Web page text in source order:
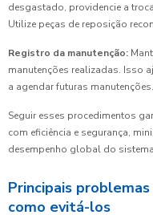
desgastado, providencie a
Utilize peças de reposição
Registro da manutenção:
manutenções realizadas. Isso
a agendar futuras manutenções.
Seguir esses procedimentos
com eficiência e segurança,
desempenho global do
Principais
como evitá-los